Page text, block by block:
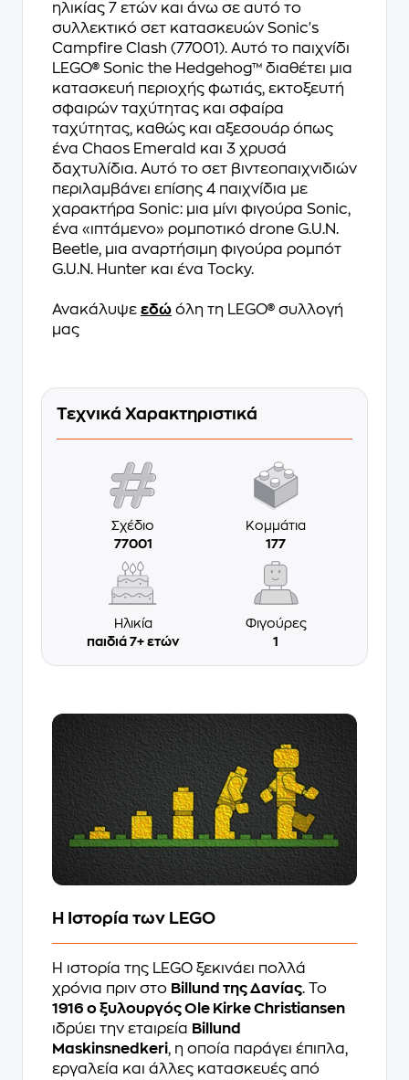
ηλικίας 7 ετών και άνω σε αυτό το
συλλεκτικό σετ κατασκευών Sonic's
Campfire Clash (77001). Αυτό το παιχνίδι
LEGO® Sonic the Hedgehog™ διαθέτει μια
κατασκευή περιοχής φωτιάς, εκτοξευτή
σφαιρών ταχύτητας και σφαίρα
ταχύτητας, καθώς και αξεσουάρ όπως
ένα Chaos Emerald και 3 χρυσά
δαχτυλίδια. Αυτό το σετ βιντεοπαιχνιδιών
περιλαμβάνει επίσης 4 παιχνίδια με
χαρακτήρα Sonic: μια μίνι φιγούρα Sonic,
ένα «ιπτάμενο» ρομποτικό drone G.U.N.
Beetle, μια αναρτήσιμη φιγούρα ρομπότ
G.U.N. Hunter και ένα Tocky.
Ανακάλυψε εδώ όλη τη LEGO® συλλογή
μας
Τεχνικά Χαρακτηριστικά
Σχέδιο
77001
Κομμάτια
177
Ηλικία
παιδιά 7+ ετών
Φιγούρες
1
Η Ιστορία των LEGO
Η ιστορία της LEGO ξεκινάει πολλά
χρόνια πριν στο Billund της Δανίας. Το
1916 ο ξυλουργός Ole Kirke Christiansen
ιδρύει την εταιρεία Billund
Maskinsnedkeri, η οποία παράγει έπιπλα,
εργαλεία και άλλες κατασκευές από